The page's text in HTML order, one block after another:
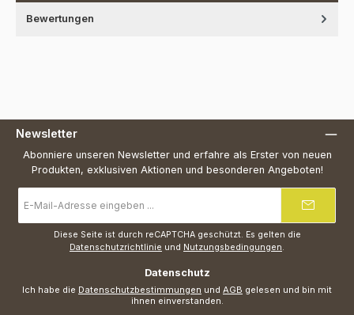
Bewertungen
Newsletter
Abonniere unseren Newsletter und erfahre als Erster von neuen
Produkten, exklusiven Aktionen und besonderen Angeboten!
Mail-
Adresse
Diese Seite ist durch reCAPTCHA geschützt. Es gelten die
Datenschutzrichtlinie und Nutzungsbedingungen
Datenschutz
Ich habe die Datenschutzbestimmungen und AGB gelesen und bin mit
ihnen einverstanden.